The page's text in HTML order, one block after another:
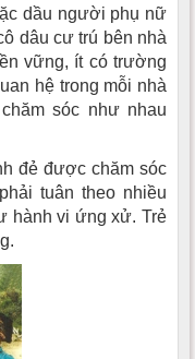
dầu người phụ nữ
dâu cư trú bên nhà
vững, ít có trường
hệ trong mỗi nhà
sóc như nhau
đẻ được chăm sóc
tuân theo nhiều
hành vi ứng xử. Trẻ